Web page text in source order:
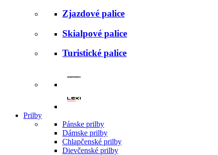
Zjazdové palice
Skialpové palice
Turistické palice
Prilby
Pánske prilby
Dámske prilby
Chlapčenské prilby
Dievčenské prilby